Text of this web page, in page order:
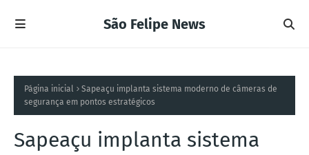
São Felipe News
Página inicial
Sapeaçu implanta sistema moderno de câmeras de
segurança em pontos estratégicos
Sapeaçu implanta sistema